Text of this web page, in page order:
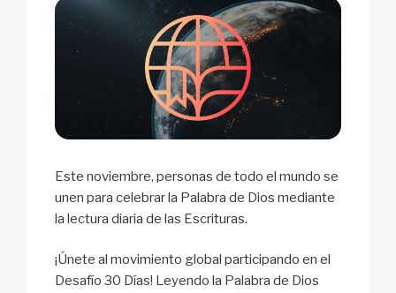
Este noviembre, personas de todo el mundo se
unen para celebrar la Palabra de Dios mediante
la lectura diaria de las Escrituras.
¡Únete al movimiento global participando en el
Desafío 30 Días! Leyendo la Palabra de Dios